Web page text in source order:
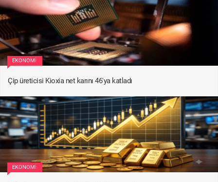
EKONOMI
Çip üreticisi Kioxia net karını 46'ya katladı
EKONOMI